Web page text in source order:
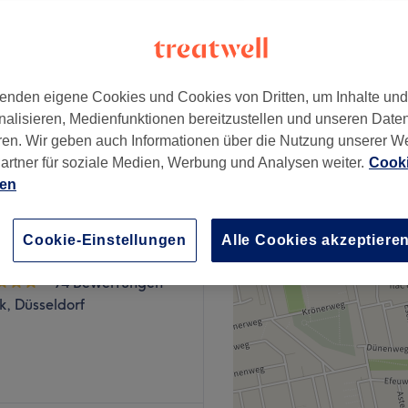
140 €
Sezan in Düsseldorf ein
94 Bewertungen
Düsseldorf
eigene Cookies und Cookies von Dritten, um Inhalte
Medienfunktionen bereitzustellen und unseren
Wir geben auch Informationen über die Nutzung unserer
für soziale Medien, Werbung und Analysen weiter.
Cookie-Einstellungen Alle Cookies akzeptieren